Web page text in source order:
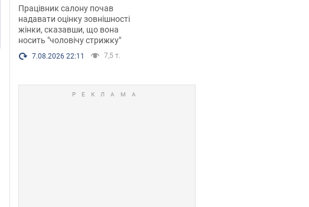
після хімієтерапії,
розгорівся скандал.
Фото
Працівник салону почав
надавати оцінку зовнішності
жінки, сказавши, що вона
носить "чоловічу стрижку"
7.08.2026 22:11 7,5 т.